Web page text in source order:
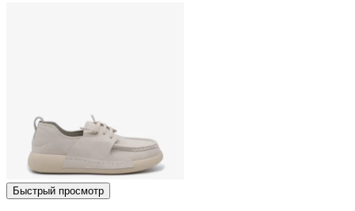
Быстрый просмотр